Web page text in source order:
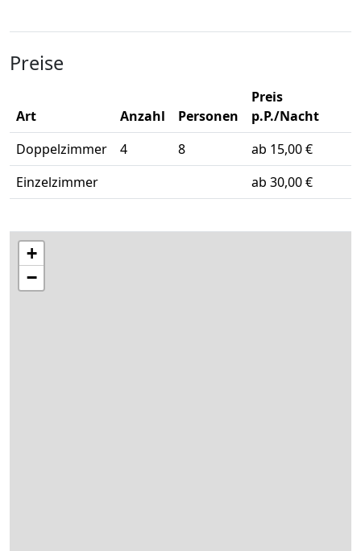
Preise
Art Anzahl Personen
Preis
p.P./Nacht
Doppelzimmer
4 8
ab 15,00 €
Einzelzimmer
ab 30,00 €
+
−